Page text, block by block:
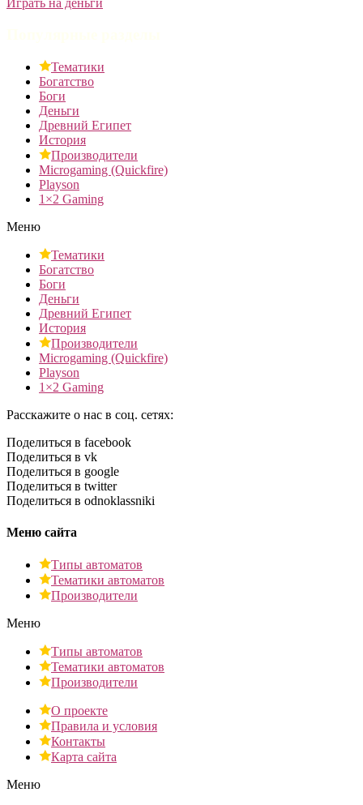
Играть на деньги
Тематики
Богатство
Боги
Деньги
Древний Египет
История
Производители
Microgaming (Quickfire)
Playson
1×2 Gaming
Меню
Тематики
Богатство
Боги
Деньги
Древний Египет
История
Производители
Microgaming (Quickfire)
Playson
1×2 Gaming
Расскажите о нас в соц. сетях:
Поделиться в facebook
Поделиться в vk
Поделиться в google
Поделиться в twitter
Поделиться в odnoklassniki
Меню сайта
Типы автоматов
Тематики автоматов
Производители
Меню
Типы автоматов
Тематики автоматов
Производители
О проекте
Правила и условия
Контакты
Карта сайта
Меню